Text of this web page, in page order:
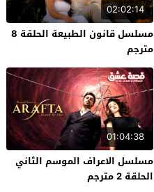
02:02:14
مسلسل قانون الطبيعة الحلقة 8
مترجم
01:04:38
مسلسل الاعراف الموسم الثاني
الحلقة 2 مترجم